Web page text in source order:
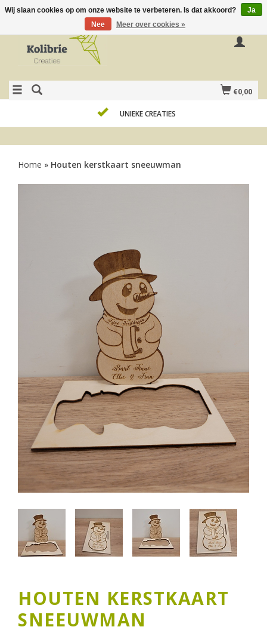
€0,00
UNIEKE CREATIES
Home » Houten kerstkaart sneeuwman
HOUTEN KERSTKAART
SNEEUWMAN
Wij slaan cookies op om onze website te verbeteren. Is dat akkoord?
Ja
Nee
Meer over cookies »